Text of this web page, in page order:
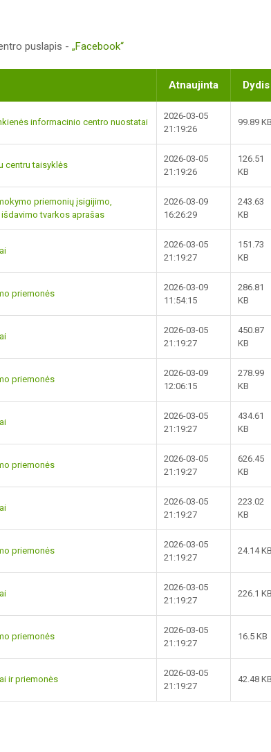
puslapis - „Facebook“
Atnaujinta Dydis
informacinio centro nuostatai
2026-03-05
21:19:26
99.89
centru taisyklės
2026-03-05
21:19:26
126.51
KB
priemonių įsigijimo,
tvarkos aprašas
2026-03-09
16:26:29
243.63
KB
2026-03-05
21:19:27
151.73
KB
priemonės
2026-03-09
11:54:15
286.81
KB
2026-03-05
21:19:27
450.87
KB
priemonės
2026-03-09
12:06:15
278.99
KB
2026-03-05
21:19:27
434.61
KB
priemonės
2026-03-05
21:19:27
626.45
KB
2026-03-05
21:19:27
223.02
KB
priemonės
2026-03-05
21:19:27
24.14
2026-03-05
21:19:27
226.1
priemonės
2026-03-05
21:19:27
16.5 KB
ir priemonės
2026-03-05
21:19:27
42.48